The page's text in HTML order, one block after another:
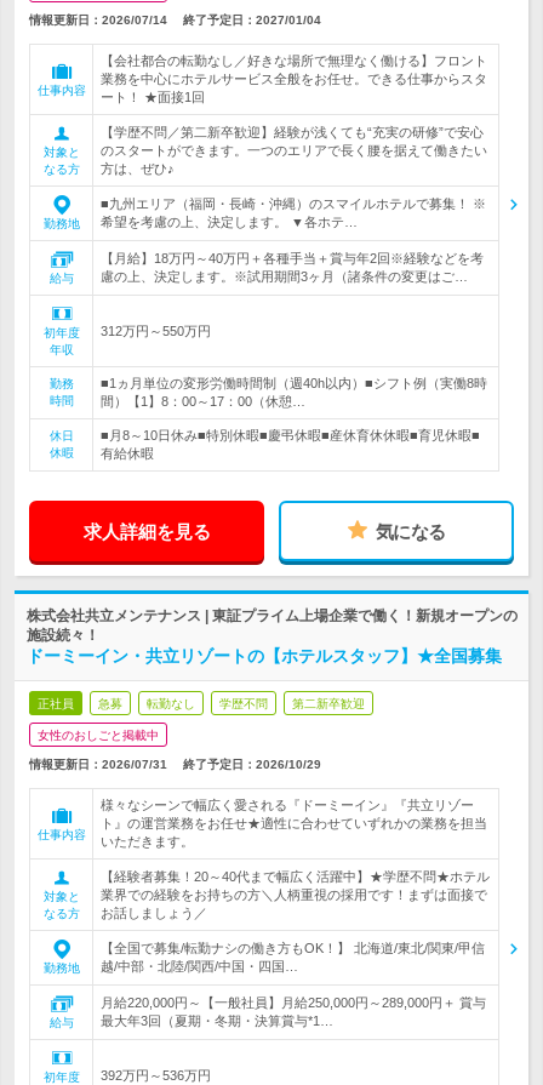
情報更新日：2026/07/14 終了予定日： 2027/01/04
仕事内容
【会社都合の転勤なし／好きな場所で無理なく働ける】フロント
業務を中心にホテルサービス全般をお任せ。できる仕事からスタ
ート！ ★面接1回
対象と
なる方
【学歴不問／第二新卒歓迎】経験が浅くても“充実の研修”で安心
のスタートができます。一つのエリアで長く腰を据えて働きたい
方は、ぜひ♪
勤務地
■九州エリア（福岡・長崎・沖縄）のスマイルホテルで募集！ ※
希望を考慮の上、決定します。 ▼各ホテ…
給与
【月給】18万円～40万円＋各種手当＋賞与年2回※経験などを考
慮の上、決定します。※試用期間3ヶ月（諸条件の変更はご…
初年度
年収
312万円～550万円
勤務
時間
■1ヵ月単位の変形労働時間制（週40h以内）■シフト例（実働8時
間）【1】8：00～17：00（休憩…
休日
休暇
■月8～10日休み■特別休暇■慶弔休暇■産休育休休暇■育児休暇■
有給休暇
求人詳細を見る 気になる
株式会社共立メンテナンス | 東証プライム上場企業で働く！新規オープンの
施設続々！
ドーミーイン・共立リゾートの【ホテルスタッフ】★全国募集
正社員 急募 転勤なし 学歴不問 第二新卒歓迎
女性のおしごと掲載中
情報更新日：2026/07/31 終了予定日： 2026/10/29
仕事内容
様々なシーンで幅広く愛される『ドーミーイン』『共立リゾー
ト』の運営業務をお任せ★適性に合わせていずれかの業務を担当
いただきます。
対象と
なる方
【経験者募集！20～40代まで幅広く活躍中】★学歴不問★ホテル
業界での経験をお持ちの方＼人柄重視の採用です！まずは面接で
お話しましょう／
勤務地
【全国で募集/転勤ナシの働き方もOK！】 北海道/東北/関東/甲信
越/中部・北陸/関西/中国・四国…
給与
月給220,000円～【一般社員】月給250,000円～289,000円＋ 賞与
最大年3回（夏期・冬期・決算賞与*1…
初年度
392万円～536万円